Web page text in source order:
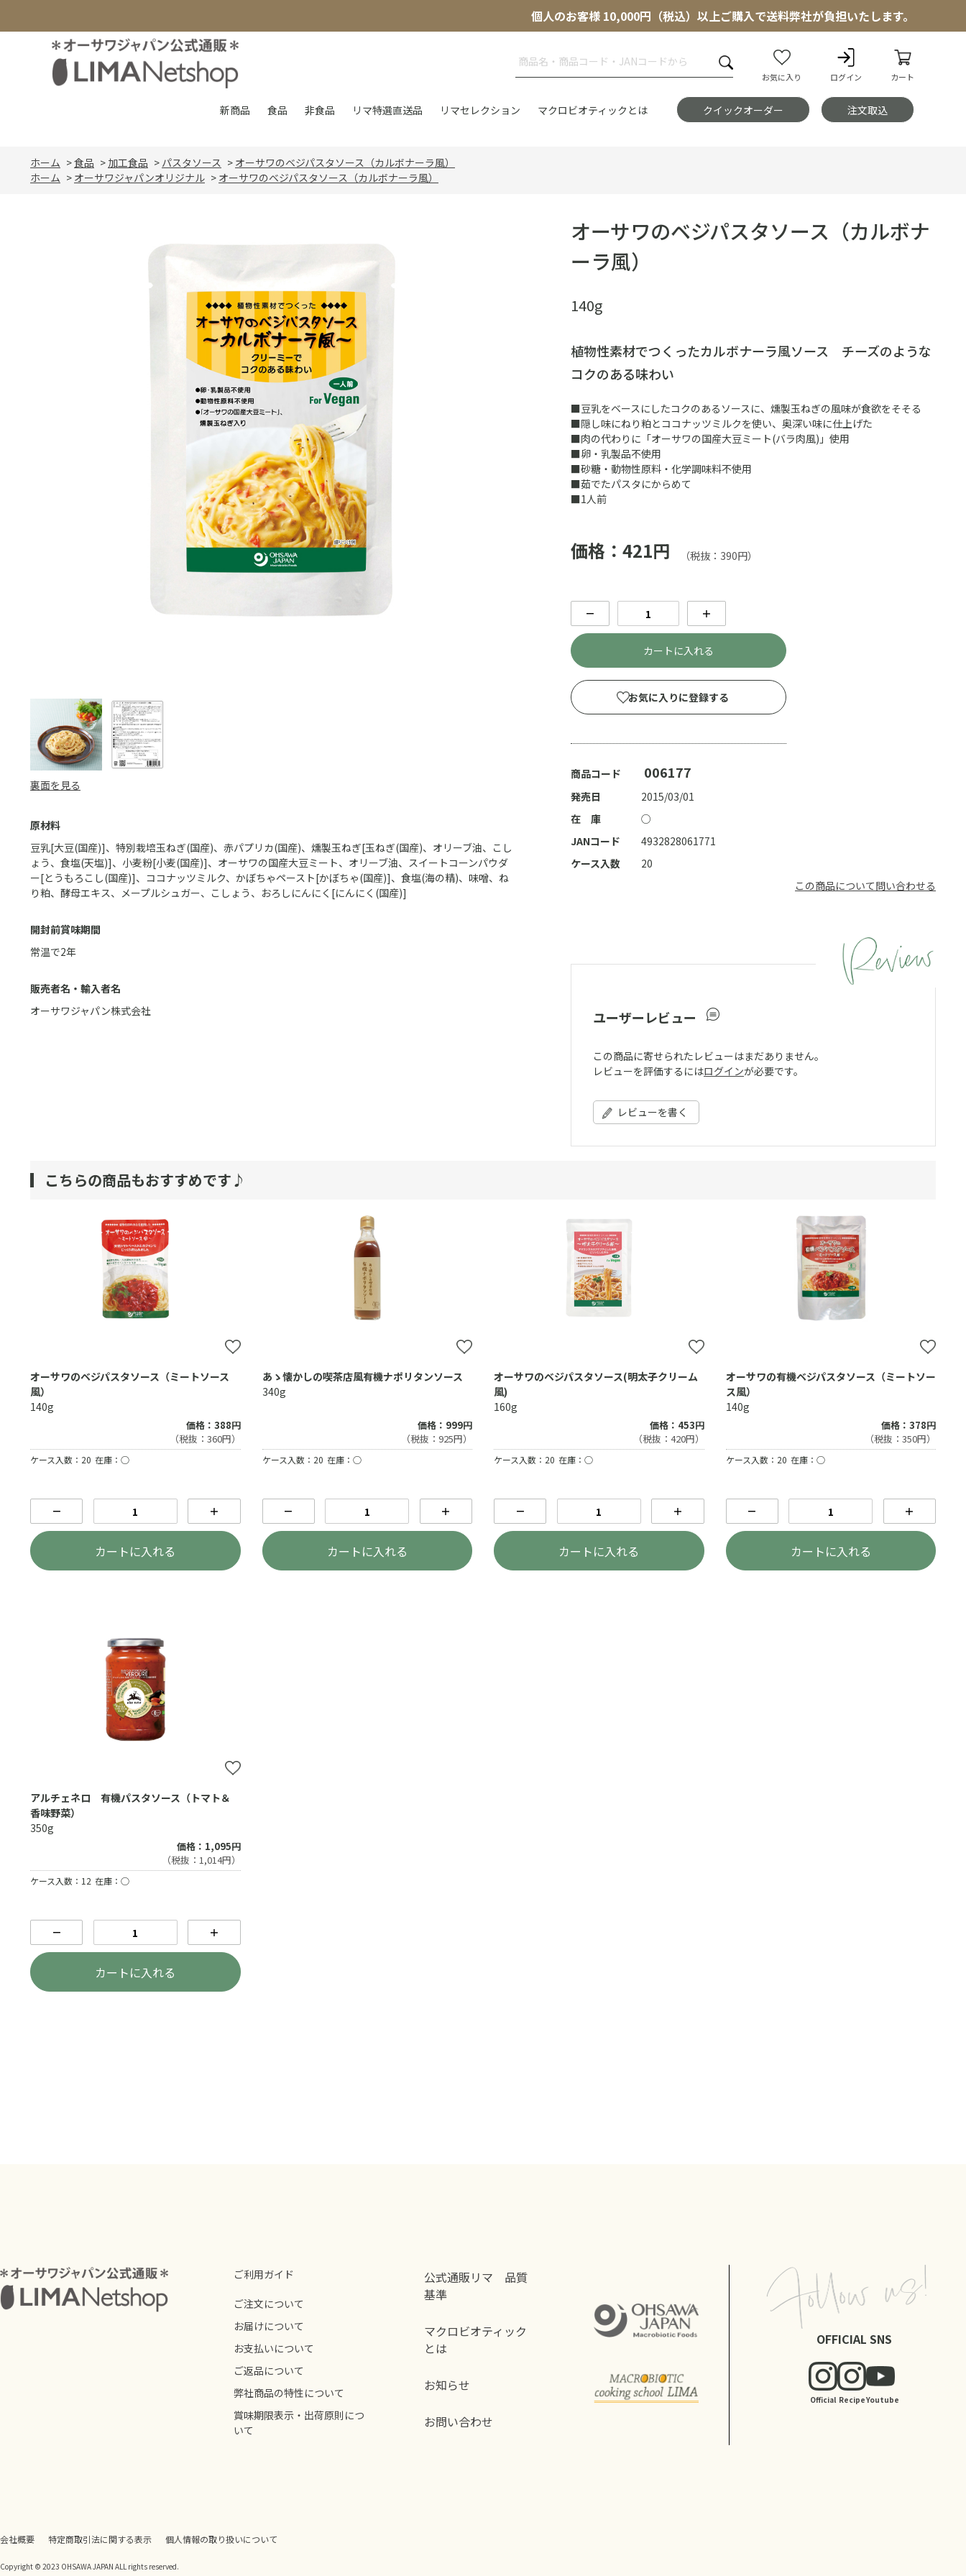
個人のお客様 10,000円（税込）以上ご購入で送料弊社が負担いたします。
お気に入り ログイン カート
新商品 食品 非食品 リマ特選直送品 リマセレクション マクロビオティックとは クイックオーダー 注文取込
ホーム >食品 > 加工食品 > パスタソース > オーサワのベジパスタソース（カルボナーラ風）
ホーム > オーサワジャパンオリジナル > オーサワのベジパスタソース（カルボナーラ風）
裏面を見る
原材料
豆乳[大豆(国産)]、特別栽培玉ねぎ(国産)、赤パプリカ(国産)、燻製玉ねぎ[玉ねぎ(国産)、オリーブ油、こし
ょう、食塩(天塩)]、小麦粉[小麦(国産)]、オーサワの国産大豆ミート、オリーブ油、スイートコーンパウダ
ー[とうもろこし(国産)]、ココナッツミルク、かぼちゃペースト[かぼちゃ(国産)]、食塩(海の精)、味噌、ね
り粕、酵母エキス、メープルシュガー、こしょう、おろしにんにく[にんにく(国産)]
開封前賞味期間
常温で2年
販売者名・輸入者名
オーサワジャパン株式会社
オーサワのベジパスタソース（カルボナ
ーラ風）
140g
植物性素材でつくったカルボナーラ風ソース チーズのような
コクのある味わい
■豆乳をベースにしたコクのあるソースに、燻製玉ねぎの風味が食欲をそそる
■隠し味にねり粕とココナッツミルクを使い、奥深い味に仕上げた
■肉の代わりに「オーサワの国産大豆ミート(バラ肉風)」使用
■卵・乳製品不使用
■砂糖・動物性原料・化学調味料不使用
■茹でたパスタにからめて
■1人前
価格：421円 （税抜：390円）
商品コード 006177
発売日
2015/03/01
在 庫
○
－ ＋
カートに入れる
お気に入りに登録する
JANコード
4932828061771
ケース入数
20
この商品について問い合わせる
ユーザーレビュー
この商品に寄せられたレビューはまだありません。
レビューを評価するにはログインが必要です。
レビューを書く
こちらの商品もおすすめです♪
オーサワのベジパスタソース（ミートソース
風）
140g
価格：388円
（税抜：360円）
ケース入数：20 在庫：○
－ ＋
カートに入れる
あゝ懐かしの喫茶店風有機ナポリタンソース
340g
価格：999円
（税抜：925円）
ケース入数：20 在庫：○
－ ＋
カートに入れる
オーサワのベジパスタソース(明太子クリーム
風)
160g
価格：453円
（税抜：420円）
ケース入数：20 在庫：○
－ ＋
カートに入れる
オーサワの有機ベジパスタソース（ミートソー
ス風）
140g
価格：378円
（税抜：350円）
ケース入数：20 在庫：○
－ ＋
カートに入れる
アルチェネロ 有機パスタソース（トマト＆
香味野菜）
350g
価格：1,095円
（税抜：1,014円）
ケース入数：12 在庫：○
－ ＋
カートに入れる
ご利用ガイド
ご注文について
お届けについて
お支払いについて
ご返品について
弊社商品の特性について
賞味期限表示・出荷原則につ
いて
公式通販リマ 品質
基準
マクロビオティック
とは
お知らせ
お問い合わせ
OFFICIAL SNS
Official RecipeYoutube
会社概要 特定商取引法に関する表示 個人情報の取り扱いについて
Copyright © 2023 OHSAWA JAPAN ALL rights reserved.